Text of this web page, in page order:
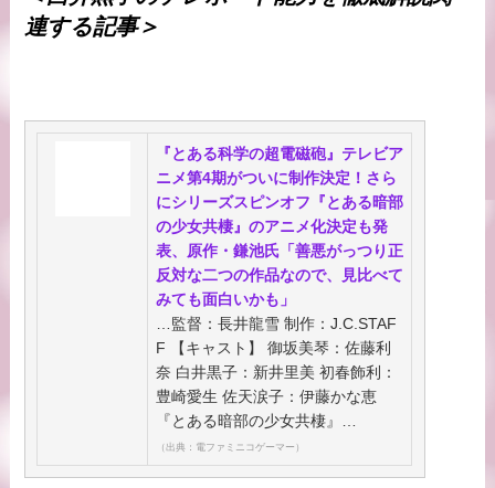
連する記事＞
『とある科学の超電磁砲』テレビア
ニメ第4期がついに制作決定！さら
にシリーズスピンオフ『とある暗部
の少女共棲』のアニメ化決定も発
表、原作・鎌池氏「善悪がっつり正
反対な二つの作品なので、見比べて
みても面白いかも」
…監督：長井龍雪 制作：J.C.STAF
F 【キャスト】 御坂美琴：佐藤利
奈 白井黒子：新井里美 初春飾利：
豊崎愛生 佐天涙子：伊藤かな恵
『とある暗部の少女共棲』…
（出典：電ファミニコゲーマー）